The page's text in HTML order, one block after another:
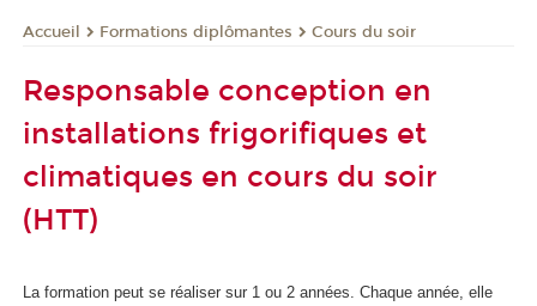
Accueil Formations diplômantes Cours du soir
Responsable conception en
installations frigorifiques et
climatiques en cours du soir
(HTT)
La formation peut se réaliser sur 1 ou 2 années. Chaque année, elle